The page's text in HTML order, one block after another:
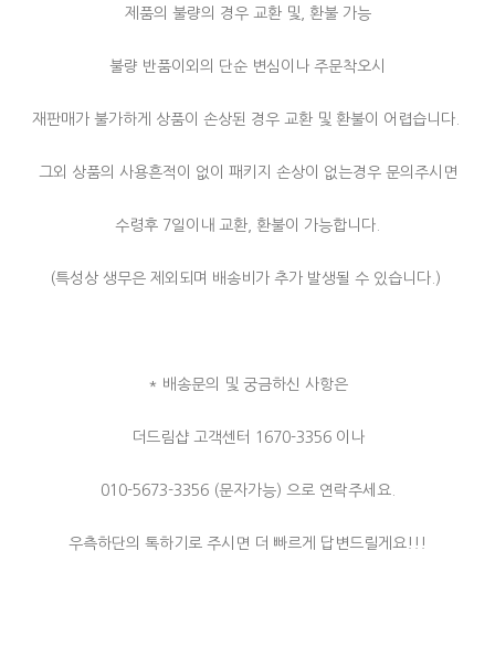
제품의 불량의 경우 교환 및, 환불 가능
불량 반품이외의 단순 변심이나 주문착오시
재판매가 불가하게 상품이 손상된 경우 교환 및 환불이 어렵습니다.
그외 상품의 사용흔적이 없이 패키지 손상이 없는경우 문의주시면
수령후 7일이내 교환, 환불이 가능합니다.
(특성상 생무은 제외되며 배송비가 추가 발생될 수 있습니다.)
* 배송문의 및 궁금하신 사항은
더드림샵 고객센터 1670-3356 이나
010-5673-3356 (문자가능) 으로 연락주세요.
우측하단의 톡하기로 주시면 더 빠르게 답변드릴게요!!!